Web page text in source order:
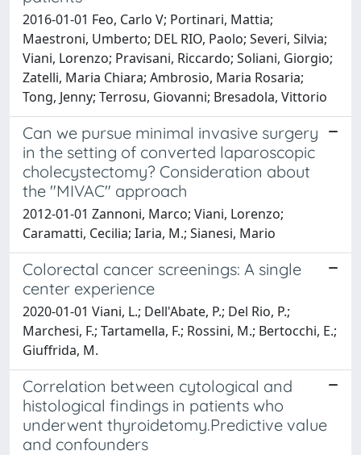
2016-01-01 Feo, Carlo V; Portinari, Mattia;
Maestroni, Umberto; DEL RIO, Paolo; Severi, Silvia;
Viani, Lorenzo; Pravisani, Riccardo; Soliani, Giorgio;
Zatelli, Maria Chiara; Ambrosio, Maria Rosaria;
Tong, Jenny; Terrosu, Giovanni; Bresadola, Vittorio
Can we pursue minimal invasive surgery
in the setting of converted laparoscopic
cholecystectomy? Consideration about
the "MIVAC" approach
2012-01-01 Zannoni, Marco; Viani, Lorenzo;
Caramatti, Cecilia; Iaria, M.; Sianesi, Mario
Colorectal cancer screenings: A single
center experience
2020-01-01 Viani, L.; Dell'Abate, P.; Del Rio, P.;
Marchesi, F.; Tartamella, F.; Rossini, M.; Bertocchi, E.;
Giuffrida, M.
Correlation between cytological and
histological findings in patients who
underwent thyroidetomy.Predictive value
and confounders